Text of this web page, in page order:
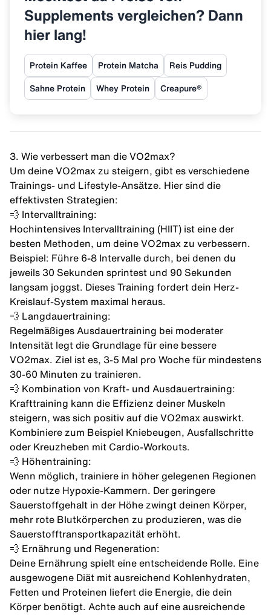
Supplements vergleichen? Dann
hier lang!
Protein Kaffee Protein Matcha Reis Pudding
Sahne Protein Whey Protein Creapure®
3. Wie verbessert man die VO2max?
Um deine VO2max zu steigern, gibt es verschiedene
Trainings- und Lifestyle-Ansätze. Hier sind die
effektivsten Strategien:
💨 Intervalltraining:
Hochintensives Intervalltraining (HIIT) ist eine der
besten Methoden, um deine VO2max zu verbessern.
Beispiel: Führe 6-8 Intervalle durch, bei denen du
jeweils 30 Sekunden sprintest und 90 Sekunden
langsam joggst. Dieses Training fordert dein Herz-
Kreislauf-System maximal heraus.
💨 Langdauertraining:
Regelmäßiges Ausdauertraining bei moderater
Intensität legt die Grundlage für eine bessere
VO2max. Ziel ist es, 3-5 Mal pro Woche für mindestens
30-60 Minuten zu trainieren.
💨 Kombination von Kraft- und Ausdauertraining:
Krafttraining kann die Effizienz deiner Muskeln
steigern, was sich positiv auf die VO2max auswirkt.
Kombiniere zum Beispiel Kniebeugen, Ausfallschritte
oder Kreuzheben mit Cardio-Workouts.
💨 Höhentraining:
Wenn möglich, trainiere in höher gelegenen Regionen
oder nutze Hypoxie-Kammern. Der geringere
Sauerstoffgehalt in der Höhe zwingt deinen Körper,
mehr rote Blutkörperchen zu produzieren, was die
Sauerstofftransportkapazität erhöht.
💨 Ernährung und Regeneration:
Deine Ernährung spielt eine entscheidende Rolle. Eine
ausgewogene Diät mit ausreichend Kohlenhydraten
Fetten und Proteinen liefert die Energie, die dein
Körper benötigt. Achte auch auf eine ausreichende